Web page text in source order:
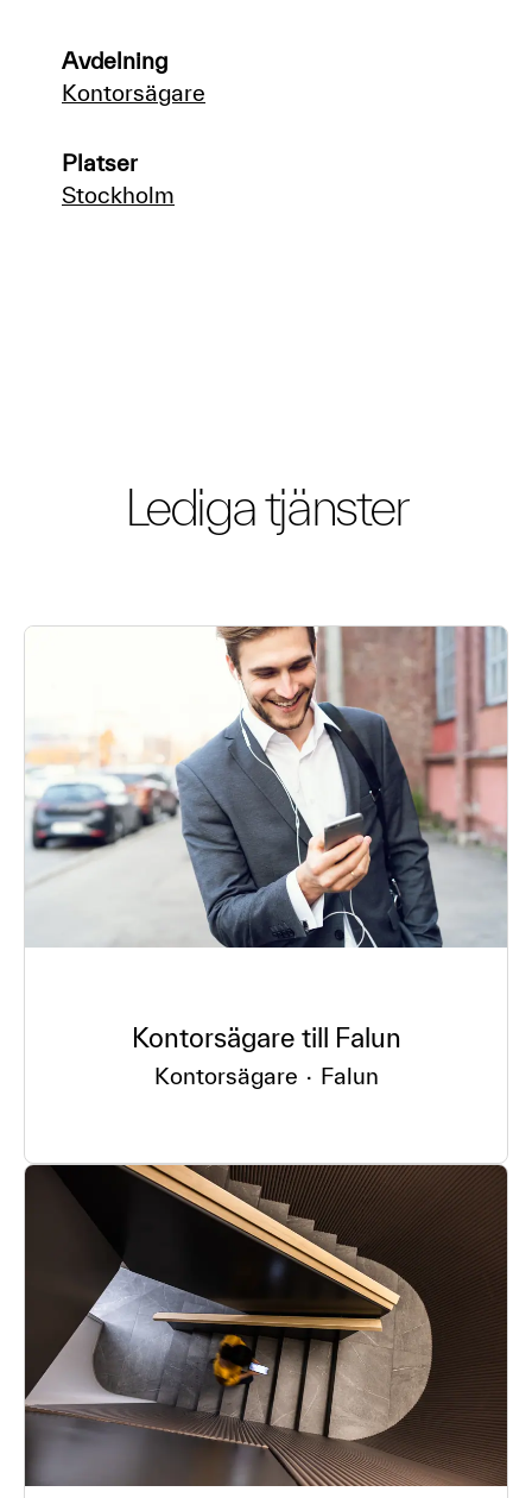
Avdelning
Kontorsägare
Platser
Stockholm
Lediga tjänster
Kontorsägare till Falun
Kontorsägare · Falun